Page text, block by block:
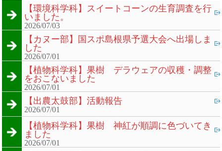
【環境科学科】スイートコーンの生育調査を行
いました。
2026/07/03
【カヌー部】国スポ島根県予選大会へ出場しま
した
2026/07/01
【植物科学科】果樹 デラウェアの収穫・調整
をおこないました
2026/07/01
【出農太鼓部】活動報告
2026/07/01
【植物科学科】果樹 神紅が順調に色づいてき
ました
2026/07/01